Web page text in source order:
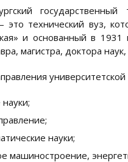
технический вуз,
и основанный в 1931
магистра, доктора
науки;
машиностроение,